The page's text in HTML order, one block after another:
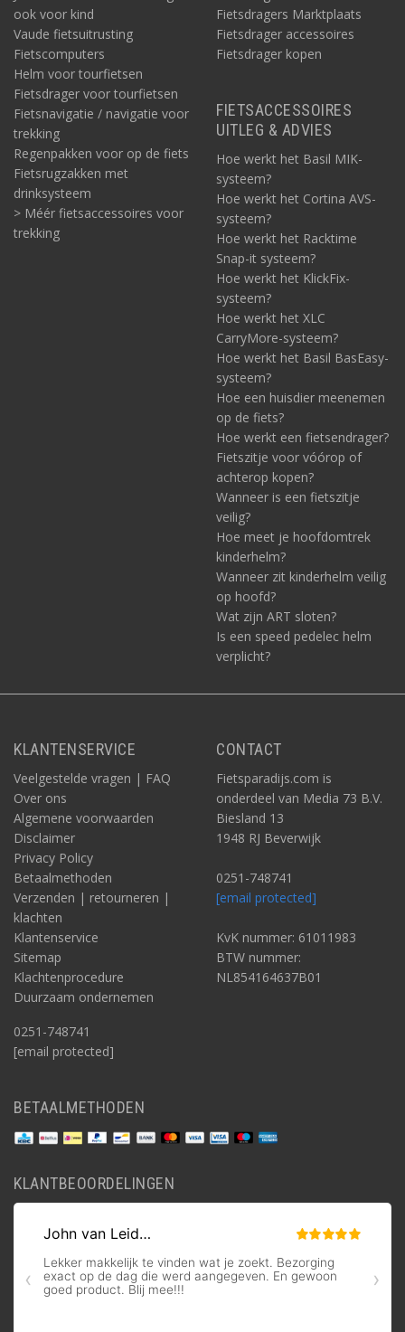
ook voor kind
Vaude fietsuitrusting
Fietscomputers
Helm voor tourfietsen
Fietsdrager voor tourfietsen
Fietsnavigatie / navigatie voor
trekking
Regenpakken voor op de fiets
Fietsrugzakken met
drinksysteem
> Méér fietsaccessoires voor
trekking
Fietsdragers Marktplaats
Fietsdrager accessoires
Fietsdrager kopen
FIETSACCESSOIRES
UITLEG & ADVIES
Hoe werkt het Basil MIK-
systeem?
Hoe werkt het Cortina AVS-
systeem?
Hoe werkt het Racktime
Snap-it systeem?
Hoe werkt het KlickFix-
systeem?
Hoe werkt het XLC
CarryMore-systeem?
Hoe werkt het Basil BasEasy-
systeem?
Hoe een huisdier meenemen
op de fiets?
Hoe werkt een fietsendrager?
Fietszitje voor vóórop of
achterop kopen?
Wanneer is een fietszitje
veilig?
Hoe meet je hoofdomtrek
kinderhelm?
Wanneer zit kinderhelm veilig
op hoofd?
Wat zijn ART sloten?
Is een speed pedelec helm
verplicht?
KLANTENSERVICE
Veelgestelde vragen | FAQ
Over ons
Algemene voorwaarden
Disclaimer
Privacy Policy
Betaalmethoden
Verzenden | retourneren |
klachten
Klantenservice
Sitemap
Klachtenprocedure
Duurzaam ondernemen
0251-748741
[email protected]
CONTACT
Fietsparadijs.com is
onderdeel van Media 73 B.V.
Biesland 13
1948 RJ Beverwijk
0251-748741
[email protected]
KvK nummer: 61011983
BTW nummer:
NL854164637B01
BETAALMETHODEN
KLANTBEOORDELINGEN